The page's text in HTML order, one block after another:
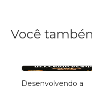
Você
Desenvolvendo a